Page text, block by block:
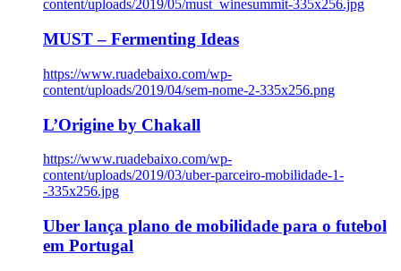
content/uploads/2019/05/must_winesummit-335x256.jpg
MUST – Fermenting Ideas
https://www.ruadebaixo.com/wp-
content/uploads/2019/04/sem-nome-2-335x256.png
L’Origine by Chakall
https://www.ruadebaixo.com/wp-
content/uploads/2019/03/uber-parceiro-mobilidade-1-
-335x256.jpg
Uber lança plano de mobilidade para o futebol
em Portugal